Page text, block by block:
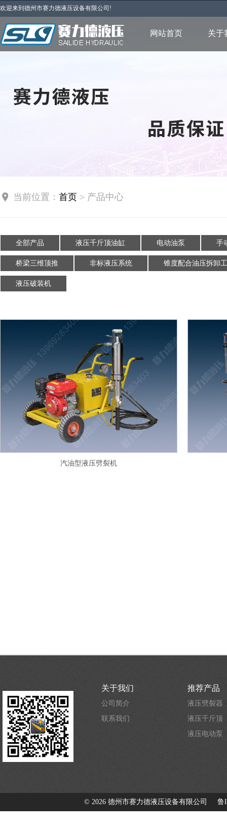
欢迎来到德州市赛力德液压设备有限公司!
网站首页 关于
当前位置： 首页 > 产品中心
全部产品 液压千斤顶油缸 电动油泵 手
桥梁三维顶推 非标液压系统 锥度配合油压拆卸
液压破装机
汽油型液压劈裂机
关于我们
公司简介
联系我们
推荐产品
液压劈裂器
液压千斤顶
液压电动泵
© 2026 德州市赛力德液压设备有限公司 鲁